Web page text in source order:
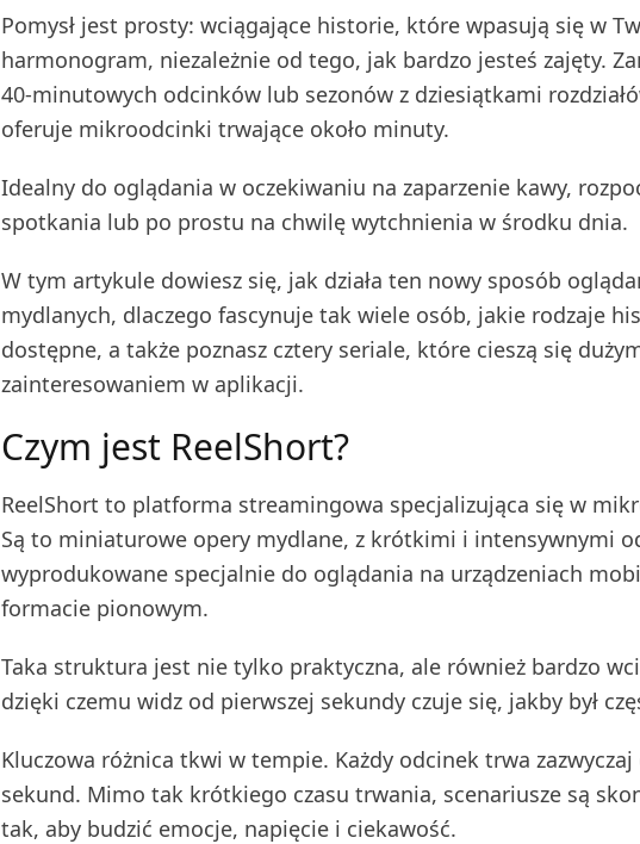
Pomysł jest prosty: wciągające historie, które wpasują się w
harmonogram, niezależnie od tego, jak bardzo jesteś zajęty.
40-minutowych odcinków lub sezonów z dziesiątkami
oferuje mikroodcinki trwające około minuty.
Idealny do oglądania w oczekiwaniu na zaparzenie kawy,
spotkania lub po prostu na chwilę wytchnienia w środku dnia.
W tym artykule dowiesz się, jak działa ten nowy sposób
mydlanych, dlaczego fascynuje tak wiele osób, jakie rodzaje
dostępne, a także poznasz cztery seriale, które cieszą się
zainteresowaniem w aplikacji.
Czym jest ReelShort?
ReelShort to platforma streamingowa specjalizująca się w
Są to miniaturowe opery mydlane, z krótkimi i intensywnymi
wyprodukowane specjalnie do oglądania na urządzeniach
formacie pionowym.
Taka struktura jest nie tylko praktyczna, ale również bardzo
dzięki czemu widz od pierwszej sekundy czuje się, jakby był
Kluczowa różnica tkwi w tempie. Każdy odcinek trwa zazwyczaj
sekund. Mimo tak krótkiego czasu trwania, scenariusze są
tak, aby budzić emocje, napięcie i ciekawość.